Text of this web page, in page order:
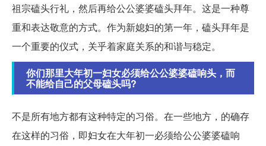
祖宗磕头行礼，然后再给公公婆婆磕头拜年。这是一种尊
重和表达敬意的方式。作为新媳妇的第一年，磕头拜年是
一个重要的仪式，关乎着家庭关系的和谐与稳定。
你们那里大年初一妇女必须给公公婆婆磕响头，而
不能给自己的父母磕头吗?
不是所有地方都有这种特定的习俗。在一些地方，的确存
在这样的习俗，即妇女在大年初一必须给公公婆婆磕响